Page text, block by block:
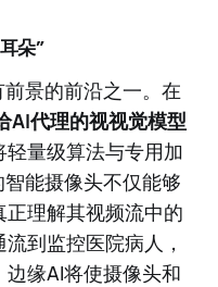
朵”
景的前沿之一。在
AI代理的视视觉模型
量级算法与专用加
能摄像头不仅能够
理解其视频流中的
到监控医院病人，
缘AI将使摄像头和